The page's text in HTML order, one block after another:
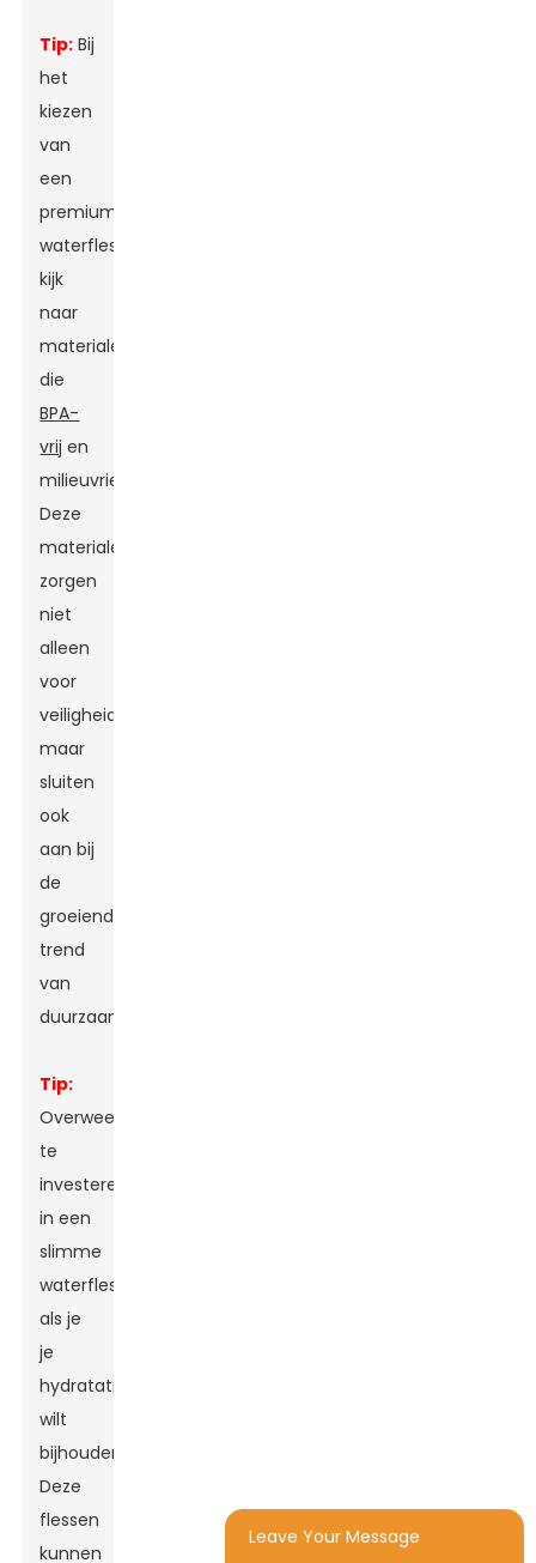
Tip: Bij
het
kiezen
van
een
premium
waterfles,
kijk
naar
materialen
die
BPA-
vrij en
milieuvriendelijk.
Deze
materialen
zorgen
niet
alleen
voor
veiligheid,
maar
sluiten
ook
aan bij
de
groeiende
trend
van
duurzaamheid.
Tip:
Overweeg
te
investeren
in een
slimme
waterfles
als je
je
hydratatieniveau
wilt
bijhouden.
Deze
flessen
kunnen
Leave Your Message